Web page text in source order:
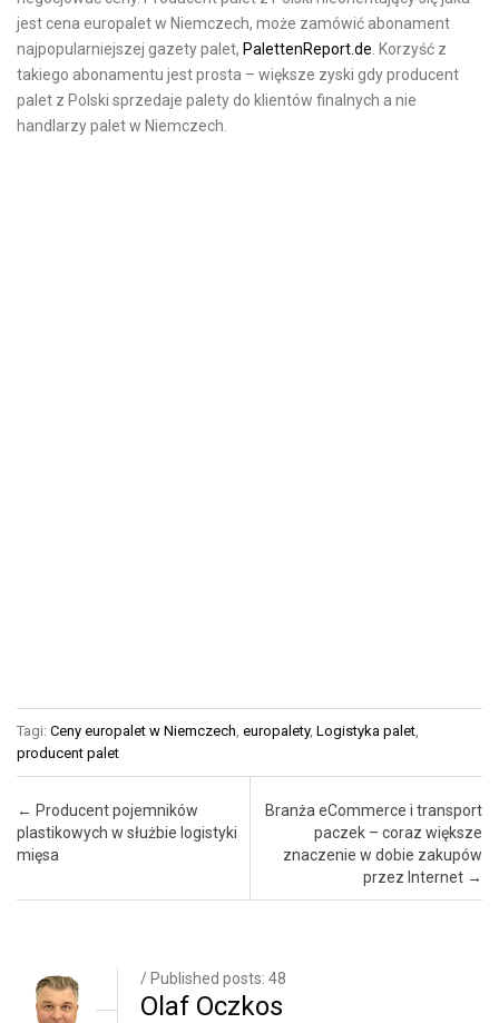
jest cena europalet w Niemczech, może zamówić abonament
najpopularniejszej gazety palet, PalettenReport.de . Korzyść z
takiego abonamentu jest prosta – większe zyski gdy producent
palet z Polski sprzedaje palety do klientów finalnych a nie
handlarzy palet w Niemczech.
Tagi: Ceny europalet w Niemczech europalety, Logistyka palet
producent palet
Post navigation
← Producent pojemników
plastikowych w służbie logistyki
mięsa
Branża eCommerce i transport
paczek – coraz większe
znaczenie w dobie zakupów
przez Internet →
/ Published posts: 48
Olaf Oczkos